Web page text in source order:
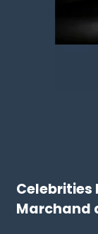
Celebrities
Marchand